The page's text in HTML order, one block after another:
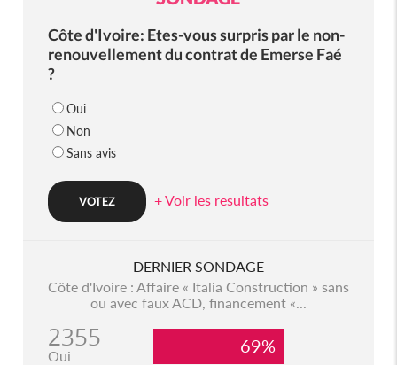
Côte d'Ivoire: Etes-vous surpris par le non-
renouvellement du contrat de Emerse Faé
?
Oui
Non
Sans avis
+ Voir les resultats
DERNIER SONDAGE
Côte d'Ivoire : Affaire « Italia Construction » sans
ou avec faux ACD, financement «...
2355
Oui 69%